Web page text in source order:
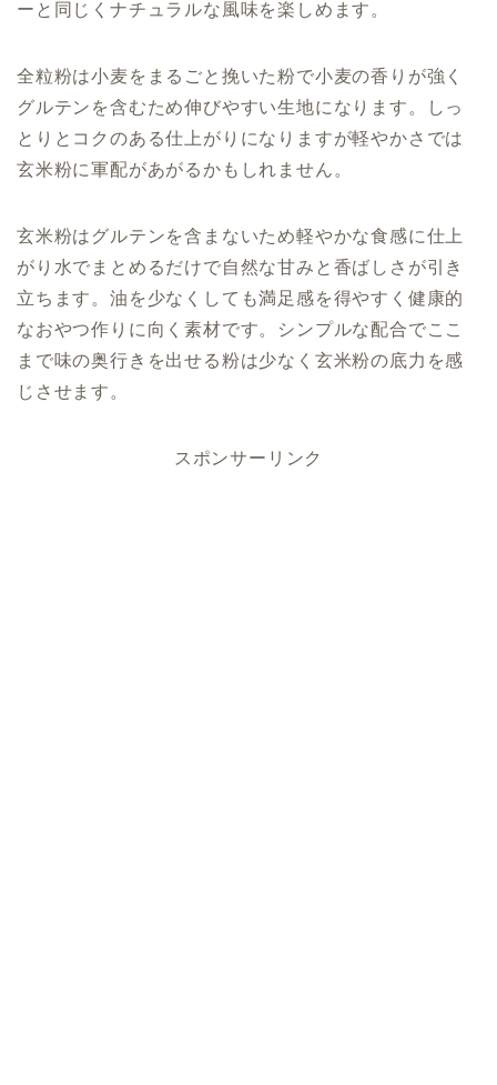
ーと同じくナチュラルな風味を楽しめます。
全粒粉は小麦をまるごと挽いた粉で小麦の香りが強く
グルテンを含むため伸びやすい生地になります。しっ
とりとコクのある仕上がりになりますが軽やかさでは
玄米粉に軍配があがるかもしれません。
玄米粉はグルテンを含まないため軽やかな食感に仕上
がり水でまとめるだけで自然な甘みと香ばしさが引き
立ちます。油を少なくしても満足感を得やすく健康的
なおやつ作りに向く素材です。シンプルな配合でここ
まで味の奥行きを出せる粉は少なく玄米粉の底力を感
じさせます。
スポンサーリンク